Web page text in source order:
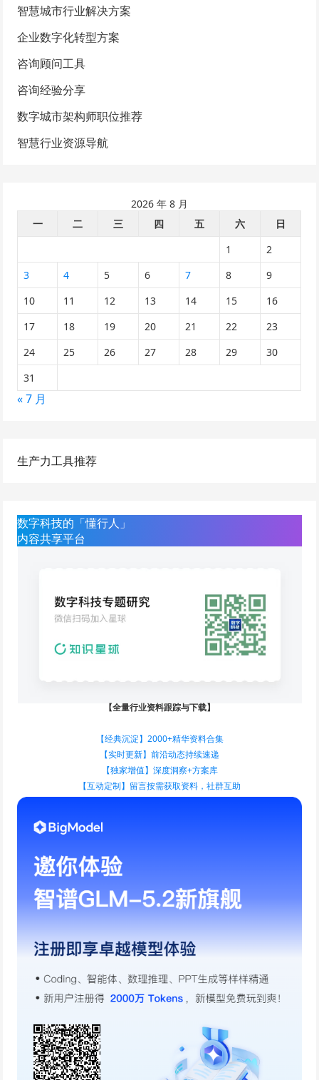
智慧城市行业解决方案
企业数字化转型方案
咨询顾问工具
咨询经验分享
数字城市架构师职位推荐
智慧行业资源导航
2026 年 8 月
一
二 三 四 五 六
日
1
2
3
4 5 6 7 8
9
10
11 12 13 14 15
16
17
18 19 20 21 22
23
24
25 26 27 28 29
30
31
« 7 月
生产力工具推荐
数字科技的「懂行人」
内容共享平台
【全量行业资料跟踪与下载】
【经典沉淀】2000+精华资料合集
【实时更新】前沿动态持续速递
【独家增值】深度洞察+方案库
【互动定制】留言按需获取资料，社群互助